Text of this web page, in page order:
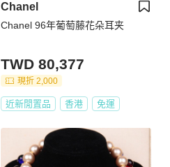
Chanel
Chanel 96年葡萄藤花朵耳夹
TWD 80,377
現折 2,000
近新閒置品 香港 免運